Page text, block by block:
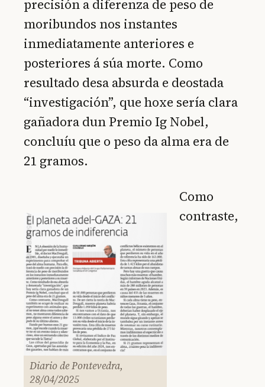
precisión a diferenza de peso de
moribundos nos instantes
inmediatamente anteriores e
posteriores á súa morte. Como
resultado desa absurda e deostada
“investigación”, que hoxe sería clara
gañadora dun Premio Ig Nobel,
concluíu que o peso da alma era de
21 gramos.
Diario de Pontevedra,
28/04/2025
Como
contraste,